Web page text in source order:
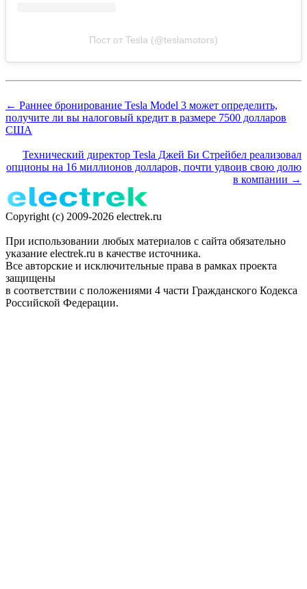
Пост от Tesla (@teslamotors)
← Раннее бронирование Tesla Model 3 может определить,
получите ли вы налоговый кредит в размере 7500 долларов
США
Технический директор Tesla Джей Би Стрейбел реализовал
опционы на 16 миллионов долларов, почти удвоив свою долю
в компании →
Copyright (c) 2009-2026 electrek.ru
При использовании любых материалов с сайта обязательно
указание electrek.ru в качестве источника.
Все авторские и исключительные права в рамках проекта
защищены
в соответствии с положениями 4 части Гражданского Кодекса
Российской Федерации.